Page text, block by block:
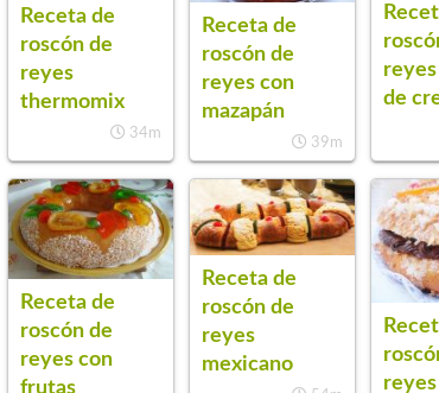
Receta de
roscón de
reyes
thermomix
34m
Receta de
roscón de
reyes con
mazapán
39m
de
Receta de
roscón de
reyes con
frutas
Receta de
roscón de
reyes
mexicano